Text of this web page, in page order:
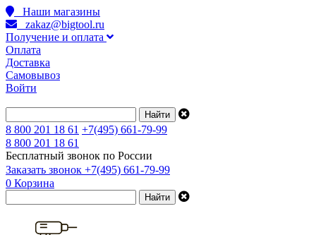
Наши магазины
zakaz@bigtool.ru
Получение и оплата
Оплата
Доставка
Самовывоз
Войти
8 800 201 18 61 +7(495) 661-79-99
8 800 201 18 61
Бесплатный звонок по России
Заказать звонок +7(495) 661-79-99
0 Корзина